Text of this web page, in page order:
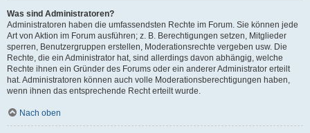
Was sind Administratoren?
Administratoren haben die umfassendsten Rechte im Forum. Sie können jede
Art von Aktion im Forum ausführen; z. B. Berechtigungen setzen, Mitglieder
sperren, Benutzergruppen erstellen, Moderationsrechte vergeben usw. Die
Rechte, die ein Administrator hat, sind allerdings davon abhängig, welche
Rechte ihnen ein Gründer des Forums oder ein anderer Administrator erteilt
hat. Administratoren können auch volle Moderationsberechtigungen haben,
wenn ihnen das entsprechende Recht erteilt wurde.
Nach oben